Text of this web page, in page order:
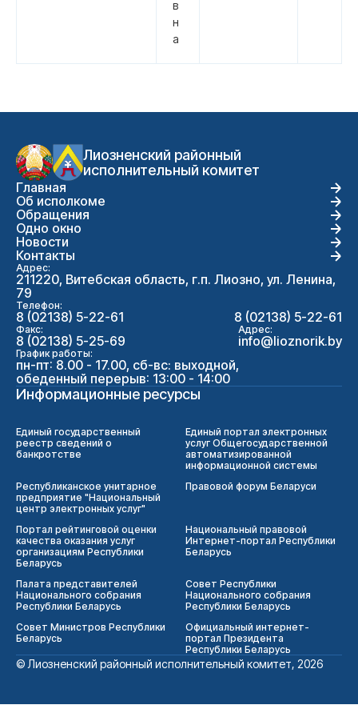
в
н
а
Лиозненский районный
исполнительный комитет
Главная
Об исполкоме
Обращения
Одно окно
Новости
Контакты
Адрес:
211220, Витебская область, г.п. Лиозно, ул. Ленина,
79
Телефон:
8 (02138) 5-22-61 8 (02138) 5-22-61
Факс:
8 (02138) 5-25-69
Адрес:
info@lioznorik.by
График работы:
пн-пт: 8.00 - 17.00, сб-вс: выходной,
обеденный перерыв: 13:00 - 14:00
Информационные ресурсы
Единый государственный
реестр сведений о
банкротстве
Единый портал электронных
услуг Общегосударственной
автоматизированной
информационной системы
Республиканское унитарное
предприятие "Национальный
центр электронных услуг"
Правовой форум Беларуси
Портал рейтинговой оценки
качества оказания услуг
организациям Республики
Беларусь
Национальный правовой
Интернет-портал Республики
Беларусь
Палата представителей
Национального собрания
Республики Беларусь
Совет Республики
Национального собрания
Республики Беларусь
Совет Министров Республики
Беларусь
Официальный интернет-
портал Президента
Республики Беларусь
© Лиозненский районный исполнительный комитет, 2026